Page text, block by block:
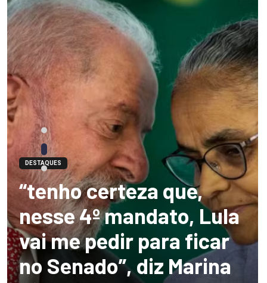
DESTAQUES
“tenho certeza que,
nesse 4º mandato, Lula
vai me pedir para ficar
no Senado”, diz Marina